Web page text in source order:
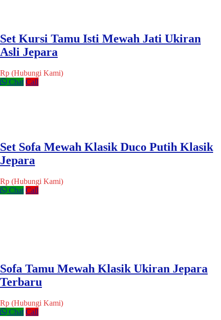
Set Kursi Tamu Isti Mewah Jati Ukiran
Asli Jepara
Rp (Hubungi Kami)
Chat Call
Set Sofa Mewah Klasik Duco Putih Klasik
Jepara
Rp (Hubungi Kami)
Chat Call
Sofa Tamu Mewah Klasik Ukiran Jepara
Terbaru
Rp (Hubungi Kami)
Chat Call